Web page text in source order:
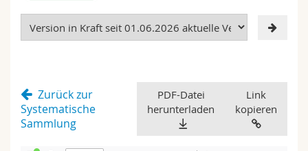
Forschung
Weiterbildung
Rechtswissenschaftliche Fak.
Fak. für Erziehungs- und Bildungswissenschaften
Studieninteressierte
Medien
Forschende
Ressourcen
Ortsplan
Bibliotheken
Zurück zur
Systematische
Sammlung
PDF-Datei
herunterladen
Link
kopieren